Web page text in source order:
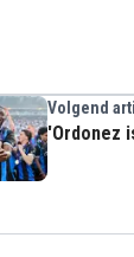
Volgend
'Ordonez